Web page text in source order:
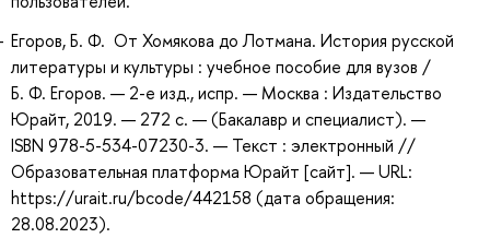
Егоров, Б. Ф. От Хомякова до Лотмана. История русской
литературы и культуры : учебное пособие для вузов /
Б. Ф. Егоров. — 2-е изд., испр. — Москва : Издательство
Юрайт, 2019. — 272 с. — (Бакалавр и специалист). —
ISBN 978-5-534-07230-3. — Текст : электронный //
Образовательная платформа Юрайт [сайт]. — URL:
https://urait.ru/bcode/442158 (дата обращения:
28.08.2023).